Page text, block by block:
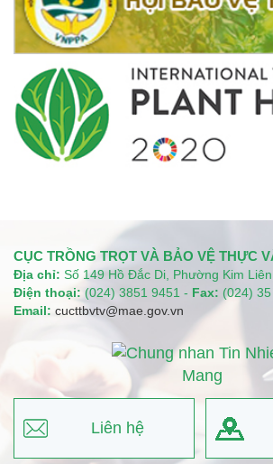
CỤC TRỒNG TRỌT VÀ BẢO VỆ THỰC
Địa chỉ: Số 149 Hồ Đắc Di, Phường Kim
Điện thoại: (024) 3851 9451 - Fax: (024)
Email: cucttbvtv@mae.gov.vn
Liên hệ